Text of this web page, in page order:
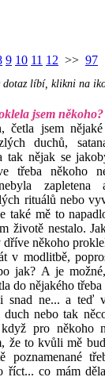
9 10 11 12 >> 97
dotaz líbí, klikni na
jsem někoho?
četla jsem
duchů,
tak nějak se
třeba někoho
zapletena
rituálů nebo
také mě to
životě nestalo.
dříve někoho
v modlitbě,
jak? A je
do nějakého
snad ne... a teď
duch nebo tak
pro někoho
že to kvůli mě
poznamenané
říct... co mám